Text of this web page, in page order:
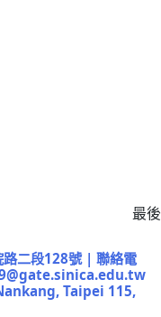
最
路二段128號 | 聯絡電
Taipei 115,